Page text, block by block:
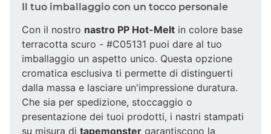
Il tuo imballaggio con un tocco personale
Con il nostro nastro PP Hot-Melt in colore base
terracotta scuro - #C05131 puoi dare al tuo
imballaggio un aspetto unico. Questa opzione
cromatica esclusiva ti permette di distinguerti
dalla massa e lasciare un'impressione duratura.
Che sia per spedizione, stoccaggio o
presentazione dei tuoi prodotti, i nastri stampati
su misura di tapemonster garantiscono la